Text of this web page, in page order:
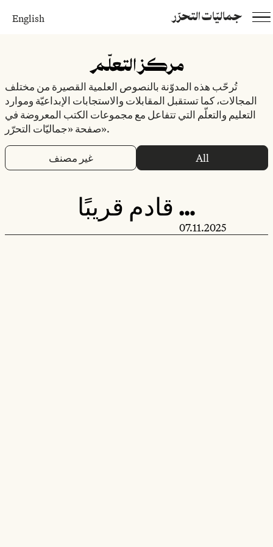
English جماليّات التحرّر
مركز التعلّم
تُرحّب هذه المدوّنة بالنصوص العلمية القصيرة من مختلف
المجالات، كما تستقبل المقابلات والاستجابات الإبداعيّة وموارد
التعليم والتعلّم التي تتفاعل مع مجموعات الكتب المعروضة في
صفحة «جماليّات التحرّر».
غير مصنف All
قادم قريبًا …
07.11.2025